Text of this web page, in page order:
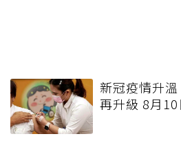
新冠疫情升
再升級 8月10